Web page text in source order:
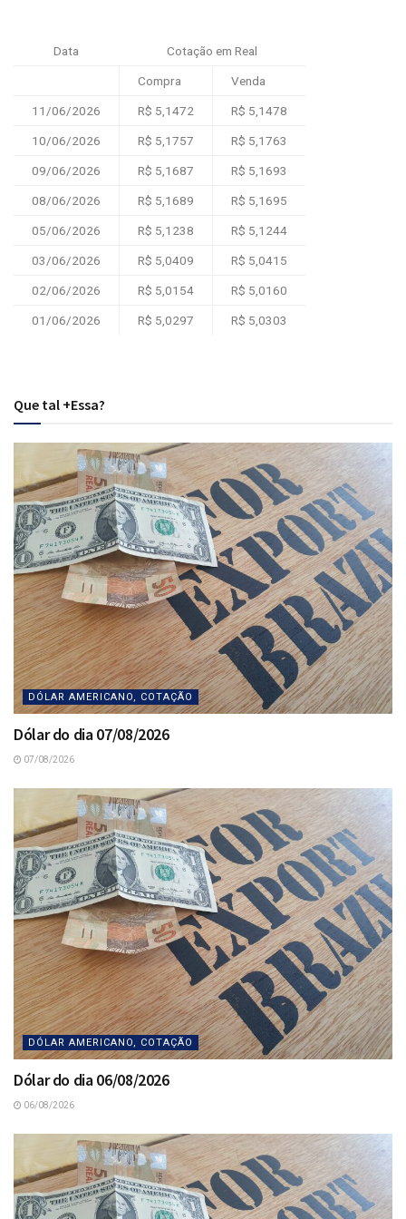
Data Cotação em Real
Compra Venda
11/06/2026 R$ 5,1472 R$ 5,1478
10/06/2026 R$ 5,1757 R$ 5,1763
09/06/2026 R$ 5,1687 R$ 5,1693
08/06/2026 R$ 5,1689 R$ 5,1695
05/06/2026 R$ 5,1238 R$ 5,1244
03/06/2026 R$ 5,0409 R$ 5,0415
02/06/2026 R$ 5,0154 R$ 5,0160
01/06/2026 R$ 5,0297 R$ 5,0303
Que tal +Essa?
DÓLAR AMERICANO, COTAÇÃO
Dólar do dia 07/08/2026
07/08/2026
DÓLAR AMERICANO, COTAÇÃO
Dólar do dia 06/08/2026
06/08/2026